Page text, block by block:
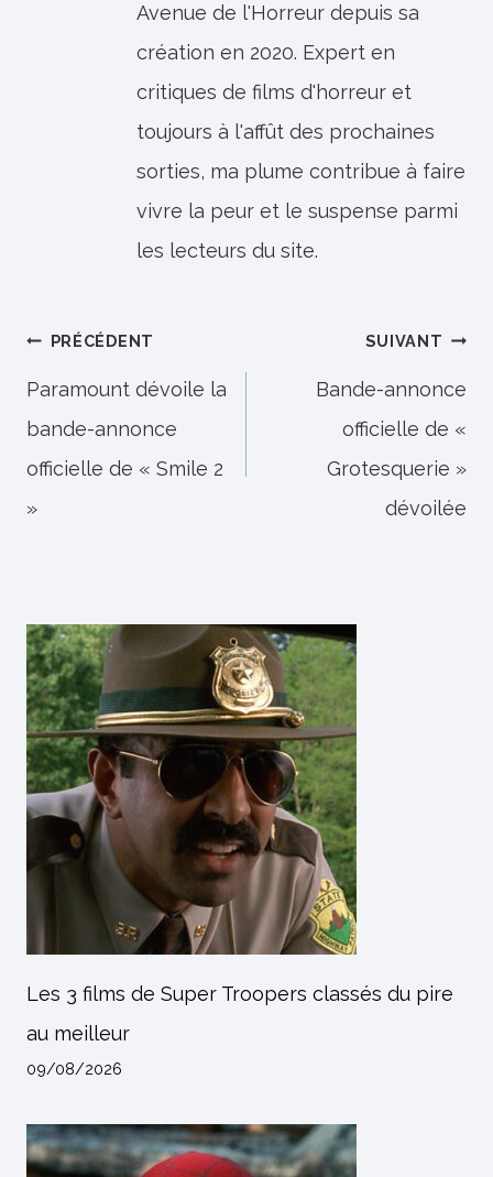
Avenue de l'Horreur depuis sa
création en 2020. Expert en
critiques de films d'horreur et
toujours à l'affût des prochaines
sorties, ma plume contribue à faire
vivre la peur et le suspense parmi
les lecteurs du site.
Navigation
de
l’article
PRÉCÉDENT
Paramount dévoile la
bande-annonce
officielle de « Smile 2
»
SUIVANT
Bande-annonce
officielle de «
Grotesquerie »
dévoilée
Les 3 films de Super Troopers classés du pire
au meilleur
09/08/2026